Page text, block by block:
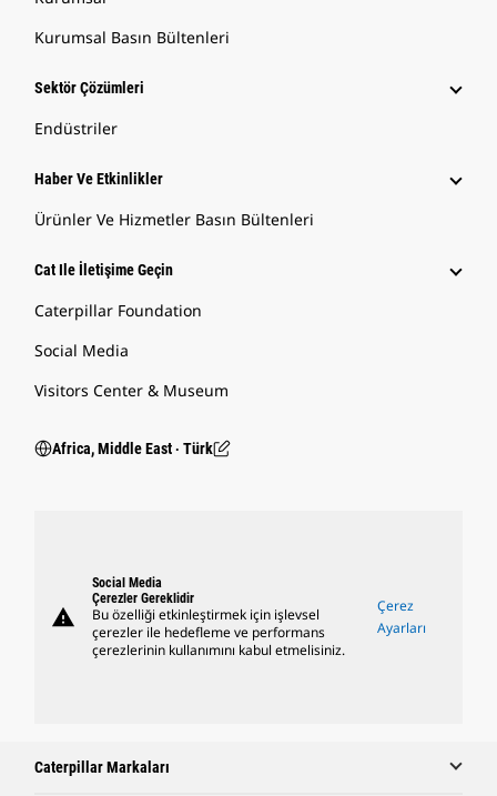
Kurumsal Basın Bültenleri
Sektör Çözümleri
Endüstriler
Haber Ve Etkinlikler
Ürünler Ve Hizmetler Basın Bültenleri
Cat Ile İletişime Geçin
Caterpillar Foundation
Social Media
Visitors Center & Museum
Africa, Middle East ‧ Türk
warning
Social Media
Çerezler Gereklidir
Bu özelliği etkinleştirmek için işlevsel
çerezler ile hedefleme ve performans
çerezlerinin kullanımını kabul etmelisiniz.
Çerez
Ayarları
Caterpillar Markaları